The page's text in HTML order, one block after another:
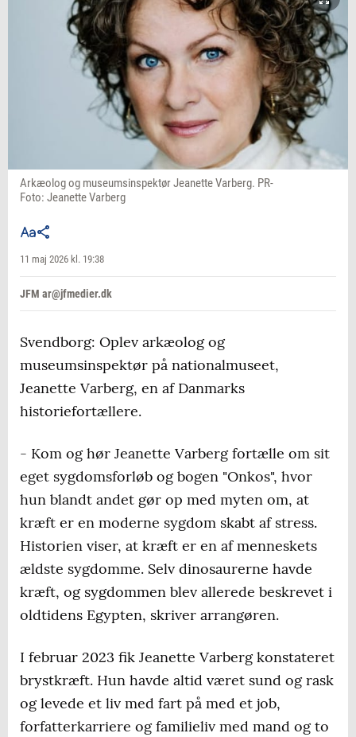
Arkæolog og museumsinspektør Jeanette Varberg. PR-
Foto: Jeanette Varberg
11 maj 2026 kl. 19:38
JFM ar@jfmedier.dk
Svendborg: Oplev arkæolog og
museumsinspektør på nationalmuseet,
Jeanette Varberg, en af Danmarks
historiefortællere.
- Kom og hør Jeanette Varberg fortælle om sit
eget sygdomsforløb og bogen "Onkos", hvor
hun blandt andet gør op med myten om, at
kræft er en moderne sygdom skabt af stress.
Historien viser, at kræft er en af menneskets
ældste sygdomme. Selv dinosaurerne havde
kræft, og sygdommen blev allerede beskrevet i
oldtidens Egypten, skriver arrangøren.
I februar 2023 fik Jeanette Varberg konstateret
brystkræft. Hun havde altid været sund og rask
og levede et liv med fart på med et job,
forfatterkarriere og familieliv med mand og to